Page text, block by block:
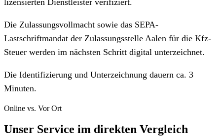
Die Zulassungsvollmacht sowie das SEPA-
Lastschriftmandat der Zulassungsstelle Aalen für die Kfz-
Steuer werden im nächsten Schritt digital unterzeichnet.
Die Identifizierung und Unterzeichnung dauern ca. 3
Minuten.
Online vs. Vor Ort
Unser Service im direkten Vergleich